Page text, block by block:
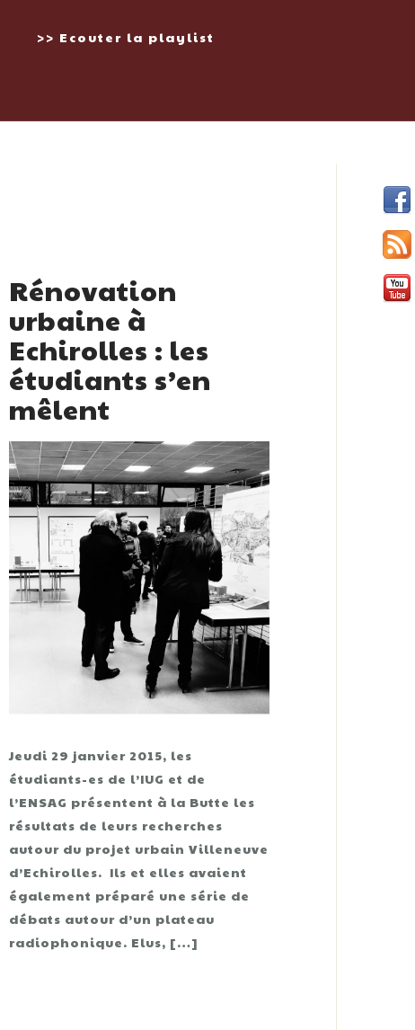
>> Ecouter la playlist
Rénovation
urbaine à
Echirolles : les
étudiants s’en
mêlent
Jeudi 29 janvier 2015, les
étudiants-es de l’IUG et de
l’ENSAG présentent à la Butte les
résultats de leurs recherches
autour du projet urbain Villeneuve
d’Echirolles. Ils et elles avaient
également préparé une série de
débats autour d’un plateau
radiophonique. Elus, […]